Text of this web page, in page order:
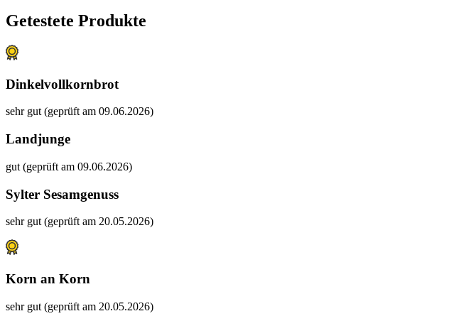
Getestete Produkte
Dinkelvollkornbrot
sehr gut (geprüft am 09.06.2026)
Landjunge
gut (geprüft am 09.06.2026)
Sylter Sesamgenuss
sehr gut (geprüft am 20.05.2026)
Korn an Korn
sehr gut (geprüft am 20.05.2026)